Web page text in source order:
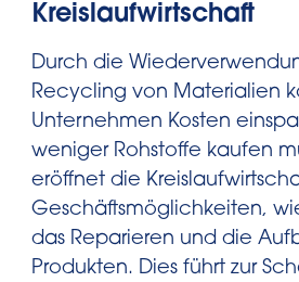
Kreislaufwirtschaft
Durch die
Recycling von Materialien
Unternehmen Kosten
weniger Rohstoffe kaufen
eröffnet die
Geschäftsmöglichkeiten,
das Reparieren und die
Produkten. Dies führt zur